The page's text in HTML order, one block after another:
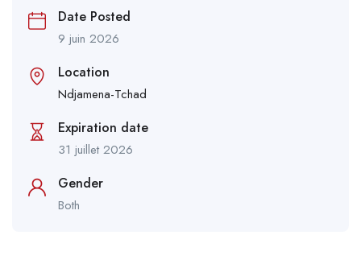
Date Posted
9 juin 2026
Location
Ndjamena-Tchad
Expiration date
31 juillet 2026
Gender
Both